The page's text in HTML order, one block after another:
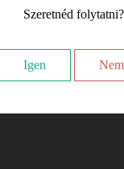
Szeretnéd folytatni?
Igen Nem
minden vadászati
miatt.